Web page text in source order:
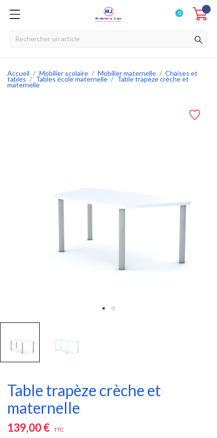
0
0
Accueil Mobilier scolaire Mobilier maternelle Chaises et
tables Tables école maternelle Table trapèze crèche et
maternelle
Table trapèze crèche et
maternelle
139,00 € TTC